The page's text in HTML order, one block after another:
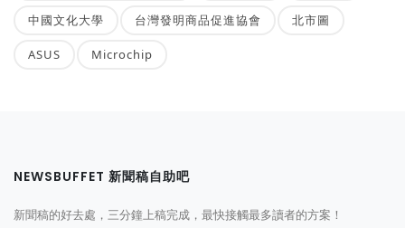
中國文化大學 台灣發明商品促進協會 北市圖
ASUS Microchip
NEWSBUFFET 新聞稿自助吧
新聞稿的好去處，三分鐘上稿完成，最快接觸最多讀者的方案！